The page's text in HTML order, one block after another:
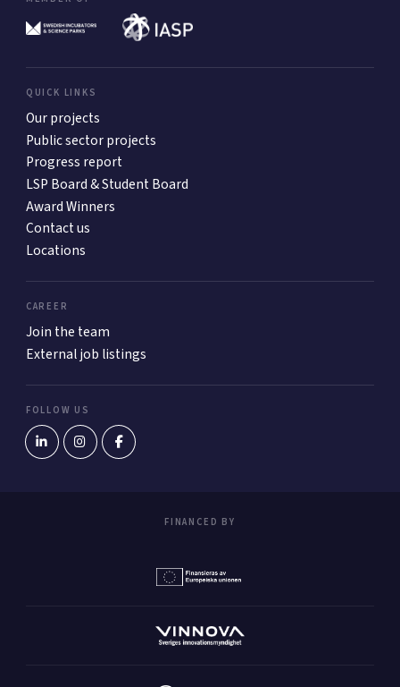
QUICK LINKS
Our projects
Public sector projects
Progress report
LSP Board & Student Board
Award Winners
Contact us
Locations
CAREER
Join the team
External job listings
FOLLOW US
FINANCED BY